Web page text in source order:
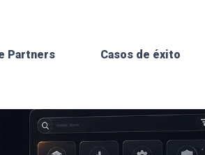
Partners Casos de éxito